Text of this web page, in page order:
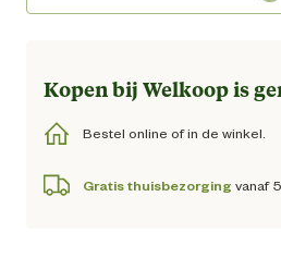
Loading...
Kopen bij Welkoop is
Bestel online of in de winkel.
Gratis thuisbezorging vanaf